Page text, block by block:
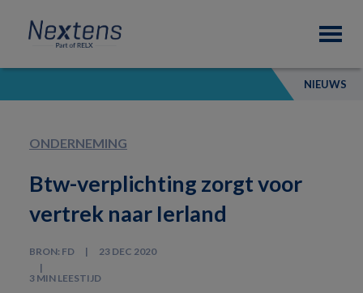
primary
navigation
content
footer
Nextens
Fiscaal
partner
van
NIEUWS
ONDERNEMING
Btw-verplichting zorgt voor
vertrek naar Ierland
BRON: FD 23 DEC 2020
3 MIN LEESTIJD